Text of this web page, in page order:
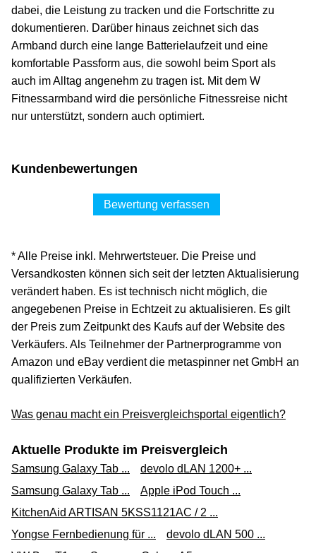
dabei, die Leistung zu tracken und die Fortschritte zu
dokumentieren. Darüber hinaus zeichnet sich das
Armband durch eine lange Batterielaufzeit und eine
komfortable Passform aus, die sowohl beim Sport als
auch im Alltag angenehm zu tragen ist. Mit dem W
Fitnessarmband wird die persönliche Fitnessreise nicht
nur unterstützt, sondern auch optimiert.
Kundenbewertungen
Bewertung verfassen
* Alle Preise inkl. Mehrwertsteuer. Die Preise und
Versandkosten können sich seit der letzten Aktualisierung
verändert haben. Es ist technisch nicht möglich, die
angegebenen Preise in Echtzeit zu aktualisieren. Es gilt
der Preis zum Zeitpunkt des Kaufs auf der Website des
Verkäufers. Als Teilnehmer der Partnerprogramme von
Amazon und eBay verdient die metaspinner net GmbH an
qualifizierten Verkäufen.
Was genau macht ein Preisvergleichsportal eigentlich?
Aktuelle Produkte im Preisvergleich
Samsung Galaxy Tab ...
devolo dLAN 1200+ ...
Samsung Galaxy Tab ...
Apple iPod Touch ...
KitchenAid ARTISAN 5KSS1121AC / 2 ...
Yongse Fernbedienung für ...
devolo dLAN 500 ...